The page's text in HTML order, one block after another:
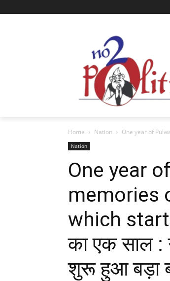
Home Nation One year of
Nation
One year
memories
which
का एक साल :
शुरू हुआ बड़ा